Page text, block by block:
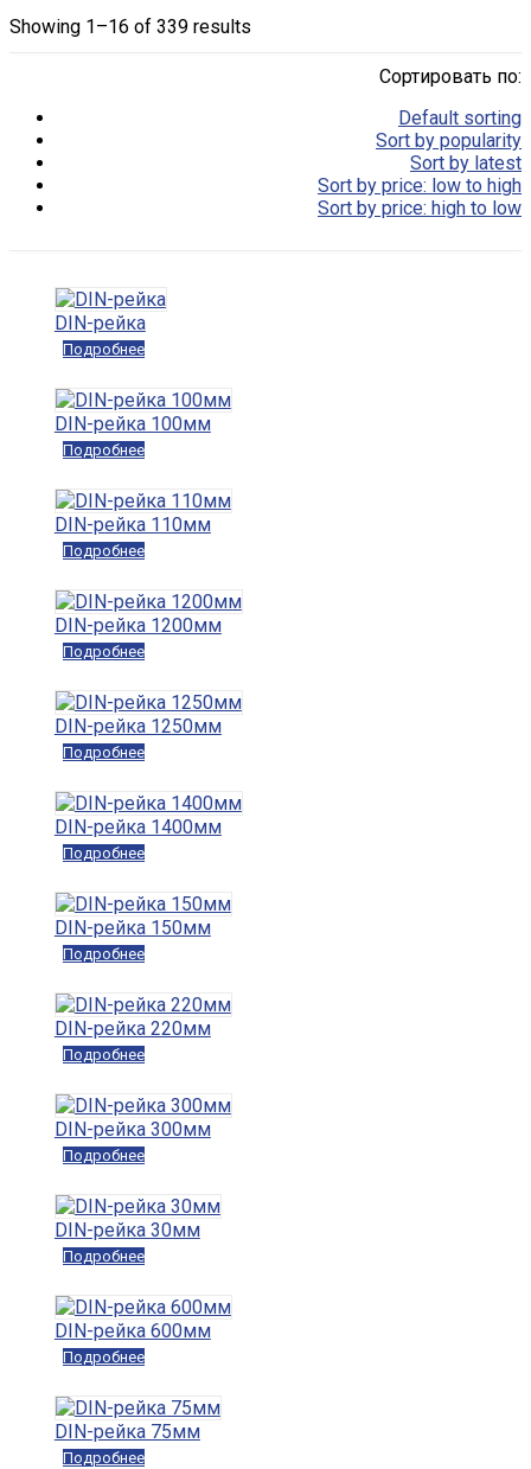
Showing 1–16 of 339 results
Сортировать по:
Default sorting
Sort by popularity
Sort by latest
Sort by price: low to high
Sort by price: high to low
DIN-рейка
Подробнее
DIN-рейка 100мм
Подробнее
DIN-рейка 110мм
Подробнее
DIN-рейка 1200мм
Подробнее
DIN-рейка 1250мм
Подробнее
DIN-рейка 1400мм
Подробнее
DIN-рейка 150мм
Подробнее
DIN-рейка 220мм
Подробнее
DIN-рейка 300мм
Подробнее
DIN-рейка 30мм
Подробнее
DIN-рейка 600мм
Подробнее
DIN-рейка 75мм
Подробнее